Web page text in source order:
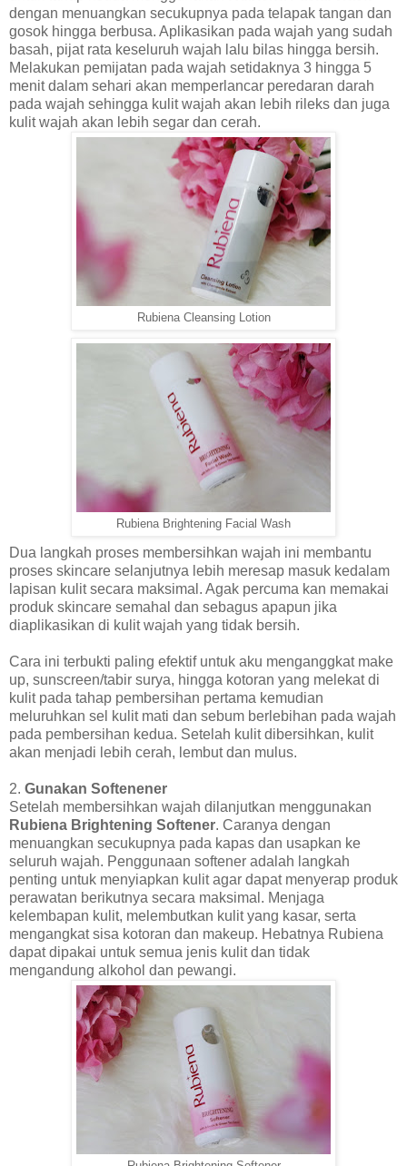
dengan menuangkan secukupnya pada telapak tangan dan
gosok hingga berbusa. Aplikasikan pada wajah yang sudah
basah, pijat rata keseluruh wajah lalu bilas hingga bersih.
Melakukan pemijatan pada wajah setidaknya 3 hingga 5
menit dalam sehari akan memperlancar peredaran darah
pada wajah sehingga kulit wajah akan lebih rileks dan juga
kulit wajah akan lebih segar dan cerah.
Rubiena Cleansing Lotion
Rubiena Brightening Facial Wash
Dua langkah proses membersihkan wajah ini membantu
proses skincare selanjutnya lebih meresap masuk kedalam
lapisan kulit secara maksimal. Agak percuma kan memakai
produk skincare semahal dan sebagus apapun jika
diaplikasikan di kulit wajah yang tidak bersih.
Cara ini terbukti paling efektif untuk aku menganggkat make
up, sunscreen/tabir surya, hingga kotoran yang melekat di
kulit pada tahap pembersihan pertama kemudian
meluruhkan sel kulit mati dan sebum berlebihan pada wajah
pada pembersihan kedua. Setelah kulit dibersihkan, kulit
akan menjadi lebih cerah, lembut dan mulus.
2. Gunakan Softenener
Setelah membersihkan wajah dilanjutkan menggunakan
Rubiena Brightening Softener. Caranya dengan
menuangkan secukupnya pada kapas dan usapkan ke
seluruh wajah. Penggunaan softener adalah langkah
penting untuk menyiapkan kulit agar dapat menyerap produk
perawatan berikutnya secara maksimal. Menjaga
kelembapan kulit, melembutkan kulit yang kasar, serta
mengangkat sisa kotoran dan makeup. Hebatnya Rubiena
dapat dipakai untuk semua jenis kulit dan tidak
mengandung alkohol dan pewangi.